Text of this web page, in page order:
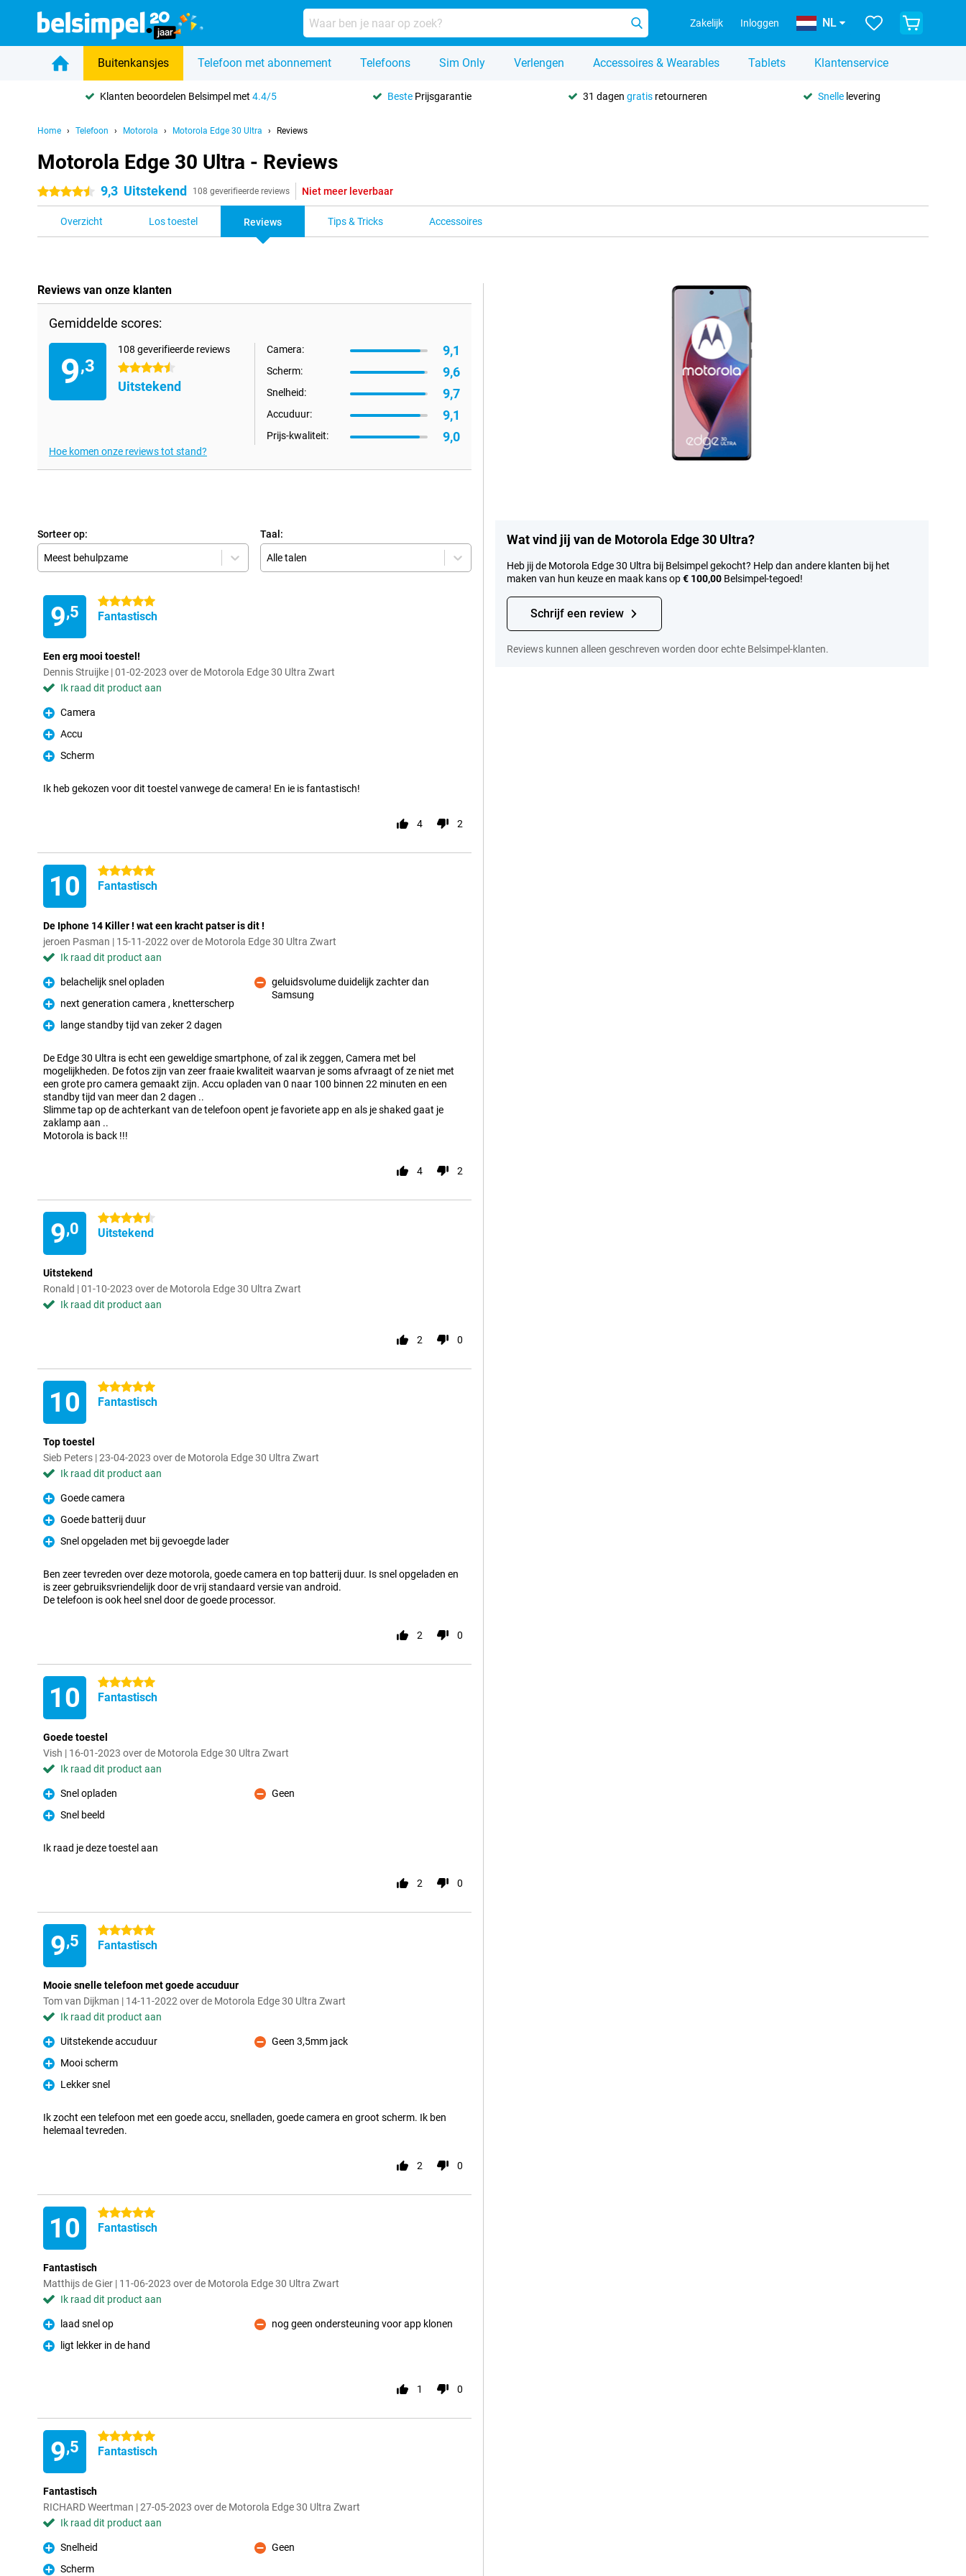
Zakelijk Inloggen NL
Buitenkansjes Telefoon met abonnement Telefoons Sim Only Verlengen Accessoires & Wearables Tablets Klantenservice
Klanten beoordelen Belsimpel met4.4/5 Beste Prijsgarantie 31 dagen gratisretourneren Snellelevering
Home Telefoon Motorola Motorola Edge 30 Ultra Reviews
Motorola Edge 30 Ultra - Reviews
4.5 sterren 9,3 Uitstekend 108 geverifieerde reviews Niet meer leverbaar
Overzicht Los toestel Reviews Tips & Tricks Accessoires
Reviews van onze klanten
Gemiddelde scores:
9,3
108 geverifieerde reviews
4.5 sterren
Uitstekend
Camera: 9,1
Scherm: 9,6
Snelheid: 9,7
Accuduur: 9,1
Prijs-kwaliteit: 9,0
Hoe komen onze reviews tot stand?
Sorteer op:
Meest behulpzame
Taal:
Alle talen
9,5
5 sterren
Fantastisch
Een erg mooi toestel!
Dennis Struijke | 01-02-2023 over de Motorola Edge 30 Ultra Zwart
Ik raad dit product aan
Pluspunt
Camera
Pluspunt
Accu
Pluspunt
Scherm
Ik heb gekozen voor dit toestel vanwege de camera! En ie is fantastisch!
4 2
10 5 sterren
Fantastisch
De Iphone 14 Killer ! wat een kracht patser is dit !
jeroen Pasman | 15-11-2022 over de Motorola Edge 30 Ultra Zwart
Ik raad dit product aan
Pluspunt
belachelijk snel opladen
Pluspunt
next generation camera , knetterscherp
Pluspunt
lange standby tijd van zeker 2 dagen
Minpunt
geluidsvolume duidelijk zachter dan
Samsung
De Edge 30 Ultra is echt een geweldige smartphone, of zal ik zeggen, Camera met bel
mogelijkheden. De fotos zijn van zeer fraaie kwaliteit waarvan je soms afvraagt of ze niet met
een grote pro camera gemaakt zijn. Accu opladen van 0 naar 100 binnen 22 minuten en een
standby tijd van meer dan 2 dagen ..
Slimme tap op de achterkant van de telefoon opent je favoriete app en als je shaked gaat je
zaklamp aan ..
Motorola is back !!!
4 2
9,0
4.5 sterren
Uitstekend
Uitstekend
Ronald | 01-10-2023 over de Motorola Edge 30 Ultra Zwart
Ik raad dit product aan
2 0
10 5 sterren
Fantastisch
Top toestel
Sieb Peters | 23-04-2023 over de Motorola Edge 30 Ultra Zwart
Ik raad dit product aan
Pluspunt
Goede camera
Pluspunt
Goede batterij duur
Pluspunt
Snel opgeladen met bij gevoegde lader
Ben zeer tevreden over deze motorola, goede camera en top batterij duur. Is snel opgeladen en
is zeer gebruiksvriendelijk door de vrij standaard versie van android.
De telefoon is ook heel snel door de goede processor.
2 0
10 5 sterren
Fantastisch
Goede toestel
Vish | 16-01-2023 over de Motorola Edge 30 Ultra Zwart
Ik raad dit product aan
Pluspunt
Snel opladen
Pluspunt
Snel beeld
Minpunt
Geen
Ik raad je deze toestel aan
2 0
9,5
5 sterren
Fantastisch
Mooie snelle telefoon met goede accuduur
Tom van Dijkman | 14-11-2022 over de Motorola Edge 30 Ultra Zwart
Ik raad dit product aan
Pluspunt
Uitstekende accuduur
Pluspunt
Mooi scherm
Pluspunt
Lekker snel
Minpunt
Geen 3,5mm jack
Ik zocht een telefoon met een goede accu, snelladen, goede camera en groot scherm. Ik ben
helemaal tevreden.
2 0
10 5 sterren
Fantastisch
Fantastisch
Matthijs de Gier | 11-06-2023 over de Motorola Edge 30 Ultra Zwart
Ik raad dit product aan
Pluspunt
laad snel op
Pluspunt
ligt lekker in de hand
Minpunt
nog geen ondersteuning voor app klonen
1 0
9,5
5 sterren
Fantastisch
Fantastisch
RICHARD Weertman | 27-05-2023 over de Motorola Edge 30 Ultra Zwart
Ik raad dit product aan
Pluspunt
Snelheid
Scherm
Minpunt
Geen
Wat vind jij van de Motorola Edge 30 Ultra?
Heb jij de Motorola Edge 30 Ultra bij Belsimpel gekocht? Help dan andere klanten bij het
maken van hun keuze en maak kans op€ 100,00 Belsimpel-tegoed!
Schrijf een review
Reviews kunnen alleen geschreven worden door echte Belsimpel-klanten.